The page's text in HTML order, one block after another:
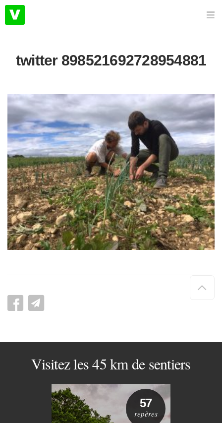
twitter 898521692728954881
de
Visitez les 45 km de sentiers
57
repères